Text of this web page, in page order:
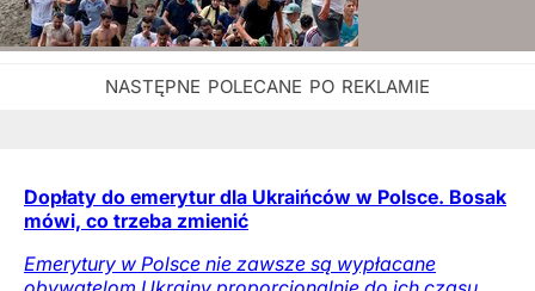
Dopłaty do emerytur dla Ukraińców w Polsce. Bosak
mówi, co trzeba zmienić
Emerytury w Polsce nie zawsze są wypłacane